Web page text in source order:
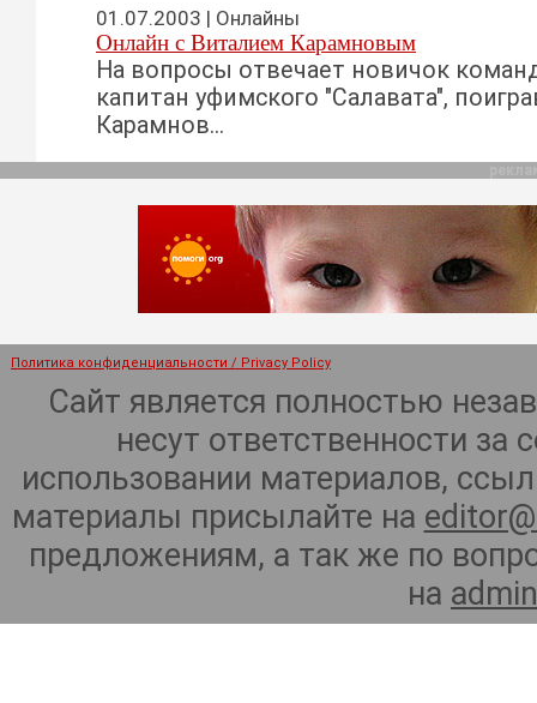
01.07.2003 | Онлайны
Онлайн с Виталием Карамновым
На вопросы отвечает новичок
капитан уфимского "Салавата",
Карамнов...
Политика конфиденциальности / Privacy Policy
Сайт является полностью
несут ответственности
использовании материалов,
материалы присылайте на
предложениям, а так же по
на